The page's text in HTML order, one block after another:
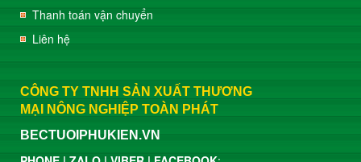
Thanh toán vận chuyển
Liên hệ
CÔNG TY TNHH SẢN XUẤT THƯƠNG
MẠI
NÔNG NGHIỆP TOÀN PHÁT
BECTUOIPHUKIEN.VN